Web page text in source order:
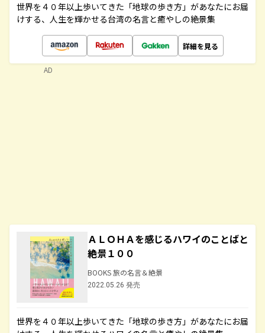
世界を４０年以上歩いてきた「地球の歩き方」があなたにお届
けする、人生を輝かせる台湾の名言と癒やしの絶景集
詳細を見る
ＡＬＯＨＡを感じるハワイのことばと
絶景１００
BOOKS 旅の名言＆絶景
2022.05.26 発売
世界を４０年以上歩いてきた「地球の歩き方」があなたにお届
AD